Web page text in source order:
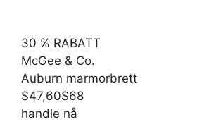
30 % RABATT
McGee & Co.
Auburn marmorbrett
$47,60$68
handle nå